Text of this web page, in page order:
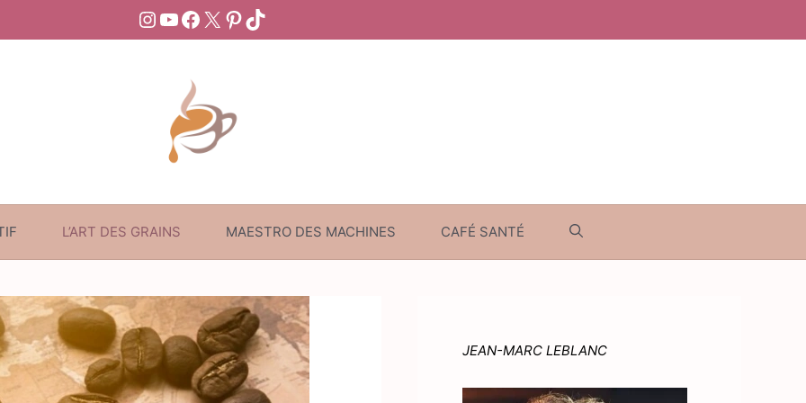
Instagram
YouTube
Facebook
X Pinterest
TikTok
L’ART DES GRAINS MAESTRO DES MACHINES CAFÉ SANTÉ
JEAN-MARC LEBLANC